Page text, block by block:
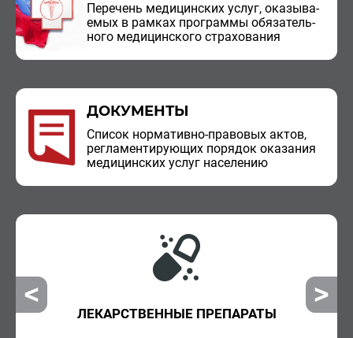
Пе­ре­чень ме­ди­цин­ских услуг, ока­зы­ва­
е­мых в рам­ках про­грам­мы обя­за­тель­
но­го ме­ди­цин­ско­го стра­хо­ва­ния
ДОКУМЕНТЫ
Спи­сок нор­ма­тив­но-пра­во­вых актов,
ре­гла­мен­ти­ру­ю­щих по­ря­док ока­за­ния
ме­ди­цин­ских услуг на­се­ле­нию
ЛЕКАРСТВЕННЫЕ ПРЕПАРАТЫ